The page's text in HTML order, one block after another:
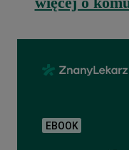
EBOOK